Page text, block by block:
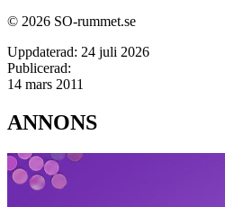
© 2026 SO-rummet.se
Uppdaterad: 24 juli 2026
Publicerad:
14 mars 2011
ANNONS